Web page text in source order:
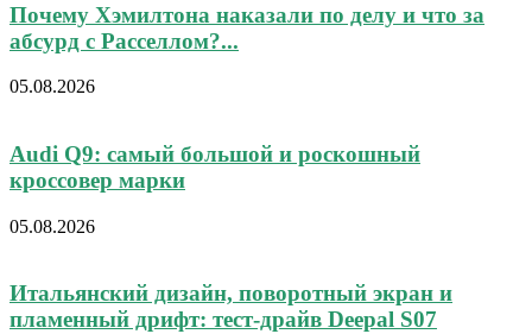
Почему Хэмилтона наказали по делу и что за
абсурд с Расселлом?...
05.08.2026
Audi Q9: самый большой и роскошный
кроссовер марки
05.08.2026
Итальянский дизайн, поворотный экран и
пламенный дрифт: тест-драйв Deepal S07